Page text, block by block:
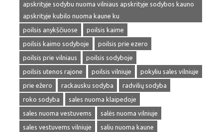
apskrityje sodybu nuoma vilniaus apskrityje sodybos kauno
apskrityje kubilo nuoma kaune ku
poilsis anykščiuose
poilsis kaime
poilsis kaimo sodyboje
poilsis prie ezero
poilsis prie vilniaus
poilsis sodyboje
poilsis utenos rajone
poilsis vilniuje
pokyliu sales vilniuje
prie ežero
rackausku sodyba
radvilių sodyba
roko sodyba
sales nuoma klaipedoje
sales nuoma vestuvems
salės nuoma vilniuje
sales vestuvems vilniuje
saliu nuoma kaune